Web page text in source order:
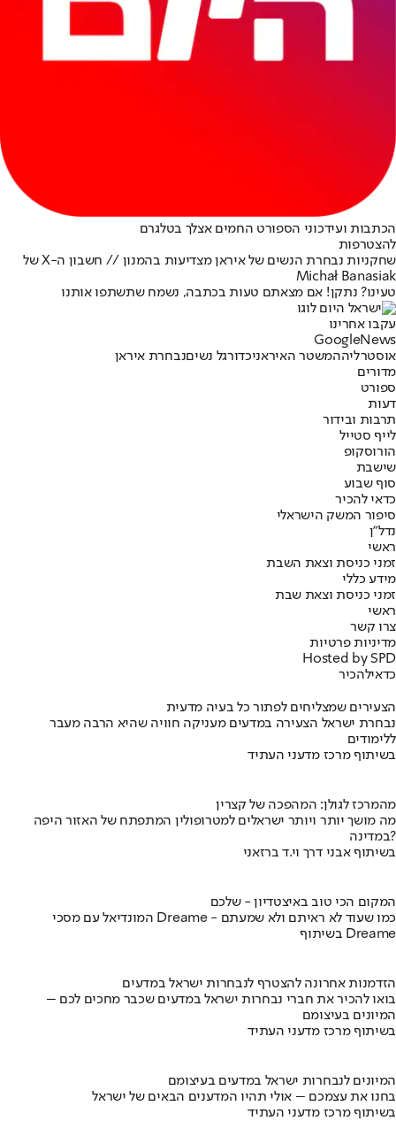
הכתבות ועידכוני הספורט החמים אצלך בטלגרם
להצטרפות
שחקניות נבחרת הנשים של איראן מצדיעות בהמנון // חשבון ה-X של
Michał Banasiak
טעינו? נתקן! אם מצאתם טעות בכתבה, נשמח שתשתפו אותנו
עקבו אחרינו
Googl eNews
אוסטרליההמשטר האיראניכדורגל נשיםנבחרת איראן
מדורים
ספורט
דעות
תרבות ובידור
לייף סטייל
הורוסקופ
שישבת
סוף שבוע
כדאי להכיר
סיפור המשק הישראלי
נדל"ן
ראשי
זמני כניסת וצאת השבת
מידע כללי
זמני כניסת וצאת שבת
ראשי
צרו קשר
מדיניות פרטיות
Hosted by SPD
כדאילהכיר
הצעירים שמצליחים לפתור כל בעיה מדעית
נבחרת ישראל הצעירה במדעים מעניקה חוויה שהיא הרבה מעבר
ללימודים
בשיתוף מרכז מדעני העתיד
מהמרכז לגולן: המהפכה של קצרין
מה מושך יותר ויותר ישראלים למטרופולין המתפתח של האזור היפה
במדינה?
בשיתוף אבני דרך וי.ד ברזאני
המקום הכי טוב באיצטדיון - שלכם
המונדיאל עם מסכי Dreame - כמו שעוד לא ראיתם ולא שמעתם
בשיתוף Dreame
הזדמנות אחרונה להצטרף לנבחרות ישראל במדעים
בואו להכיר את חברי נבחרות ישראל במדעים שכבר מחכים לכם –
המיונים בעיצומם
בשיתוף מרכז מדעני העתיד
המיונים לנבחרות ישראל במדעים בעיצומם
בחנו את עצמכם – אולי תהיו המדענים הבאים של ישראל
בשיתוף מרכז מדעני העתיד